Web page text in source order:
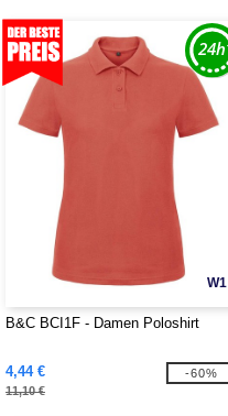
W1
B&C BCI1F - Damen Poloshirt
4,44 €
11,10 €
-60%